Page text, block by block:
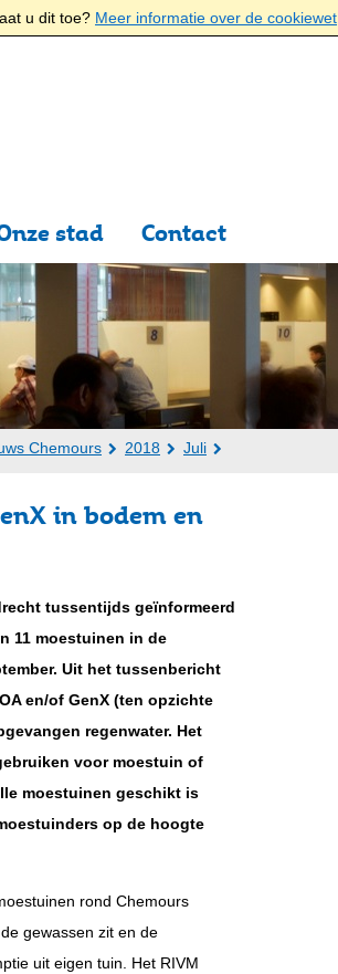
u dit toe? Meer informatie over de cookiewet
stad Contact
Chemours 2018 Juli
in bodem en
tussentijds geïnformeerd
11 moestuinen in de
Uit het tussenbericht
en/of GenX (ten opzichte
regenwater. Het
voor moestuin of
moestuinen geschikt is
op de hoogte
rond Chemours
gewassen zit en de
uit eigen tuin. Het RIVM